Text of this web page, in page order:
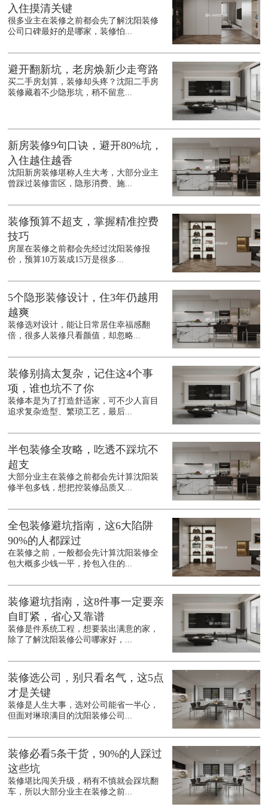
入住摸清关键
很多业主在装修之前都会先了解沈阳装修
公司口碑最好的是哪家，装修怕...
避开翻新坑，老房焕新少走弯路
买二手房划算，装修却头疼？沈阳二手房
装修藏着不少隐形坑，稍不留意...
新房装修9句口诀，避开80%坑，
入住越住越香
沈阳新房装修堪称人生大考，大部分业主
曾踩过装修雷区，隐形消费、施...
装修预算不超支，掌握精准控费
技巧
房屋在装修之前都会先经过沈阳装修报
价，预算10万装成15万是很多...
5个隐形装修设计，住3年仍越用
越爽
装修选对设计，能让日常居住幸福感翻
倍，很多人装修只看颜值，却忽略...
装修别搞太复杂，记住这4个事
项，谁也坑不了你
装修本是为了打造舒适家，可不少人盲目
追求复杂造型、繁琐工艺，最后...
半包装修全攻略，吃透不踩坑不
超支
大部分业主在装修之前都会先计算沈阳装
修半包多钱，想把控装修品质又...
全包装修避坑指南，这6大陷阱
90%的人都踩过
在装修之前，一般都会先计算沈阳装修全
包大概多少钱一平，拎包入住的...
装修避坑指南，这8件事一定要亲
自盯紧，省心又靠谱
装修是件系统工程，想要装出满意的家，
除了了解沈阳装修公司哪家好，...
装修选公司，别只看名气，这5点
才是关键
装修是人生大事，选对公司能省一半心，
但面对琳琅满目的沈阳装修公司...
装修必看5条干货，90%的人踩过
这些坑
装修堪比闯关升级，稍有不慎就会踩坑翻
车，所以大部分业主在装修之前...